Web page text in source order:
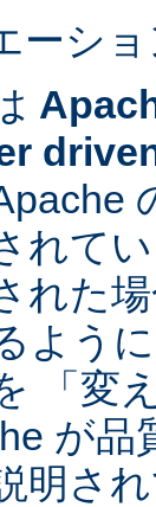
ーシ
れて
れた
よう
「変
が品
明さ